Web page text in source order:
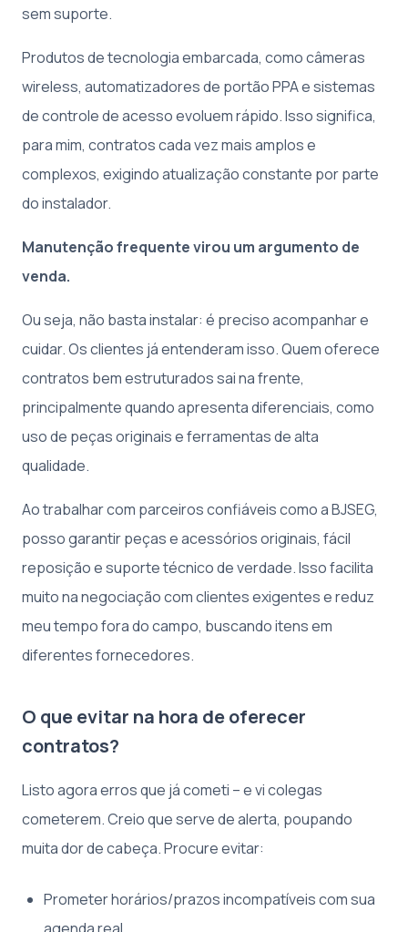
sem suporte.
Produtos de tecnologia embarcada, como câmeras
wireless, automatizadores de portão PPA e sistemas
de controle de acesso evoluem rápido. Isso significa,
para mim, contratos cada vez mais amplos e
complexos, exigindo atualização constante por parte
do instalador.
Manutenção frequente virou um argumento de
venda.
Ou seja, não basta instalar: é preciso acompanhar e
cuidar. Os clientes já entenderam isso. Quem oferece
contratos bem estruturados sai na frente,
principalmente quando apresenta diferenciais, como
uso de peças originais e ferramentas de alta
qualidade.
Ao trabalhar com parceiros confiáveis como a BJSEG,
posso garantir peças e acessórios originais, fácil
reposição e suporte técnico de verdade. Isso facilita
muito na negociação com clientes exigentes e reduz
meu tempo fora do campo, buscando itens em
diferentes fornecedores.
O que evitar na hora de oferecer
contratos?
Listo agora erros que já cometi – e vi colegas
cometerem. Creio que serve de alerta, poupando
muita dor de cabeça. Procure evitar:
Prometer horários/prazos incompatíveis com sua